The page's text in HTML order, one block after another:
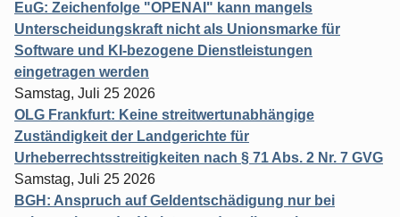
EuG: Zeichenfolge "OPENAI" kann mangels
Unterscheidungskraft nicht als Unionsmarke für
Software und KI-bezogene Dienstleistungen
eingetragen werden
Samstag, Juli 25 2026
OLG Frankfurt: Keine streitwertunabhängige
Zuständigkeit der Landgerichte für
Urheberrechtsstreitigkeiten nach § 71 Abs. 2 Nr. 7 GVG
Samstag, Juli 25 2026
BGH: Anspruch auf Geldentschädigung nur bei